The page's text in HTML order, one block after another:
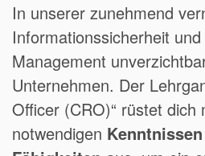
In unserer zunehmend
Informationssicherheit
Management
Unternehmen. Der
Officer (CRO)“ rüstet dich
notwendigen